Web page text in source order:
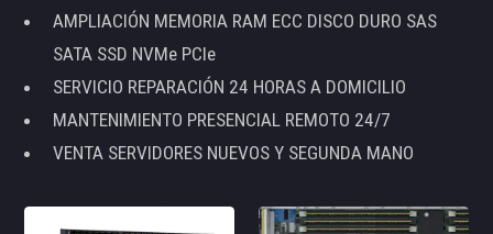
AMPLIACIÓN MEMORIA RAM ECC DISCO DURO SAS
SATA SSD NVMe PCIe
SERVICIO REPARACIÓN 24 HORAS A DOMICILIO
MANTENIMIENTO PRESENCIAL REMOTO 24/7
VENTA SERVIDORES NUEVOS Y SEGUNDA MANO